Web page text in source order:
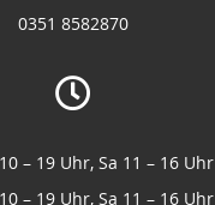
0351 8582870
– 19 Uhr, Sa 11 – 16 Uhr
– 19 Uhr, Sa 11 – 16 Uhr